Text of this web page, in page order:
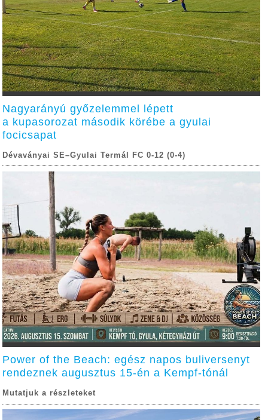
Nagyarányú győzelemmel lépett
a kupasorozat második körébe a gyulai
focicsapat
Dévaványai SE–Gyulai Termál FC 0-12 (0-4)
Power of the Beach: egész napos buliversenyt
rendeznek augusztus 15-én a Kempf-tónál
Mutatjuk a részleteket